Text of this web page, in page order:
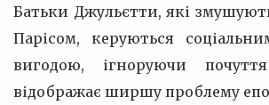
Батьки Джульєтти, які
Парісом, керуються
вигодою, ігноруючи
відображає ширшу проблему